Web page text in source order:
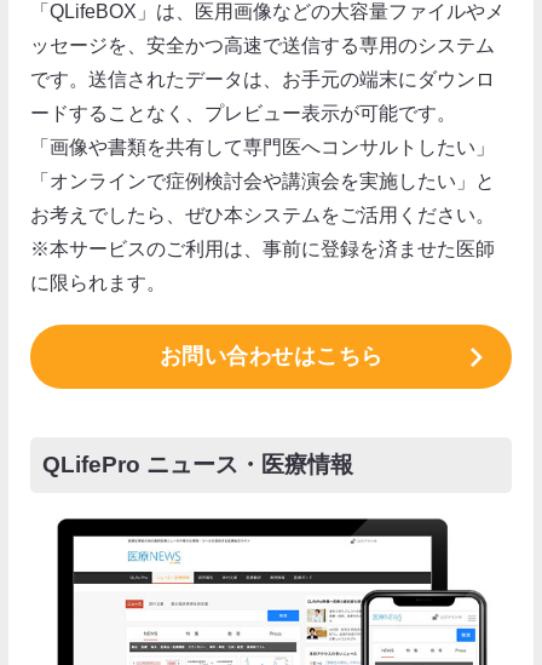
「QLifeBOX」は、医用画像などの大容量ファイルやメ
ッセージを、安全かつ高速で送信する専用のシステム
です。送信されたデータは、お手元の端末にダウンロ
ードすることなく、プレビュー表示が可能です。
「画像や書類を共有して専門医へコンサルトしたい」
「オンラインで症例検討会や講演会を実施したい」と
お考えでしたら、ぜひ本システムをご活用ください。
※本サービスのご利用は、事前に登録を済ませた医師
に限られます。
お問い合わせはこちら
QLifePro ニュース・医療情報